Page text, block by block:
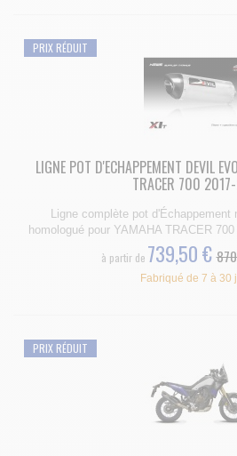
PRIX RÉDUIT
LIGNE POT D'ECHAPPEMENT DEVIL
TRACER 700
Ligne complète pot
homologué pour YAMAHA TRACER 700
à partir de 739,50 €
Fabriqué de 7 à 30
PRIX RÉDUIT